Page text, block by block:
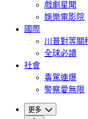
戲劇星聞
娛樂電影院
國際
川普對等關
全球必讀
社會
毒駕連爆
警察愛無限
更多